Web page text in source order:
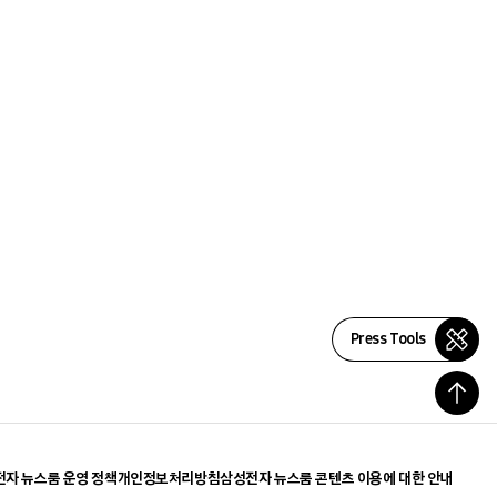
Press Tools
자 뉴스룸 운영 정책개인정보처리방침삼성전자 뉴스룸 콘텐츠 이용에 대한 안내